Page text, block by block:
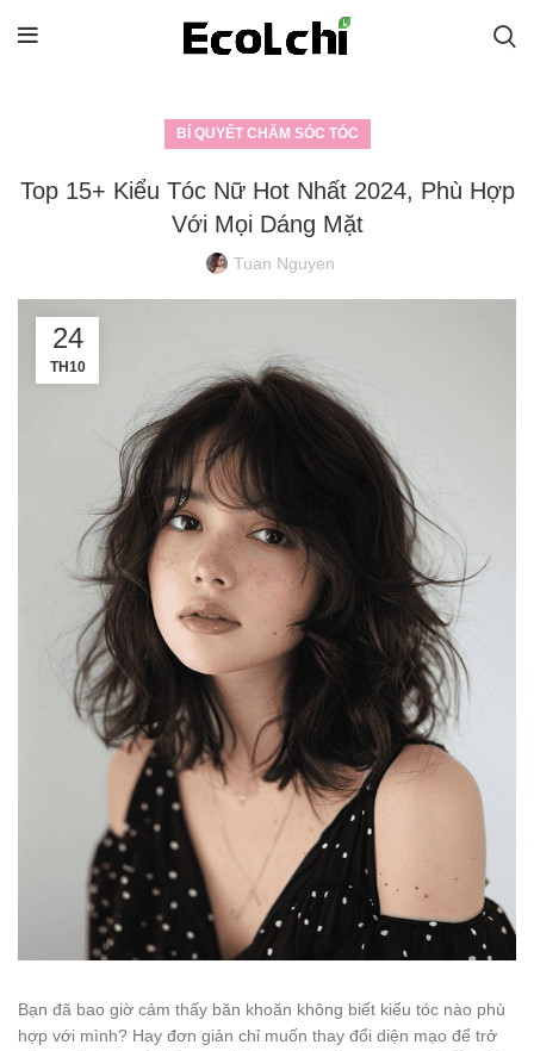
BÍ QUYẾT CHĂM SÓC TÓC
Top 15+ Kiểu Tóc Nữ Hot Nhất 2024, Phù Hợp
Với Mọi Dáng Mặt
Tuan Nguyen
24
TH10
Bạn đã bao giờ cảm thấy băn khoăn không biết kiểu tóc nào phù
hợp với mình? Hay đơn giản chỉ muốn thay đổi diện mạo để trở